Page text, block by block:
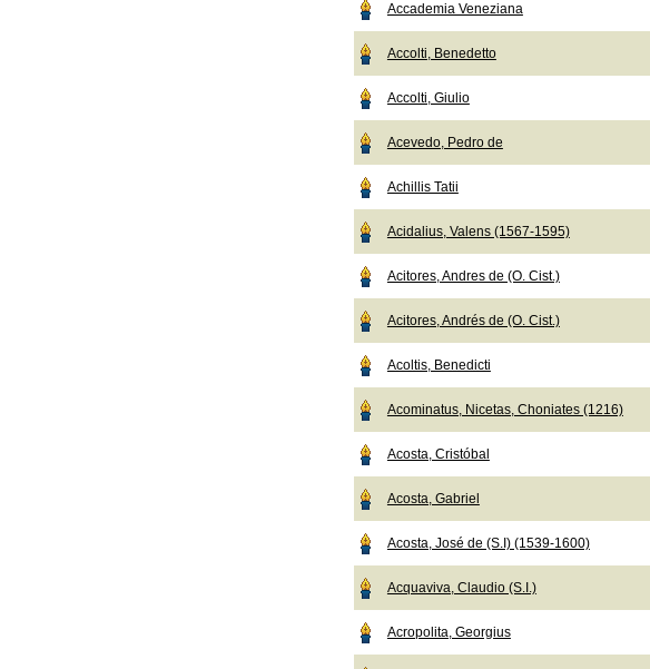
Accademia Veneziana
Accolti, Benedetto
Accolti, Giulio
Acevedo, Pedro de
Achillis Tatii
Acidalius, Valens (1567-1595)
Acitores, Andres de (O. Cist.)
Acitores, Andrés de (O. Cist.)
Acoltis, Benedicti
Acominatus, Nicetas, Choniates (1216)
Acosta, Cristóbal
Acosta, Gabriel
Acosta, José de (S.I) (1539-1600)
Acquaviva, Claudio (S.I.)
Acropolita, Georgius